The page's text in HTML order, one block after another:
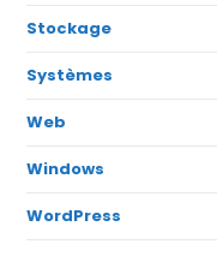
Stockage
Systèmes
Web
Windows
WordPress